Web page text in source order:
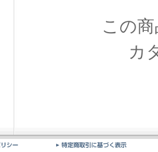
この
カ